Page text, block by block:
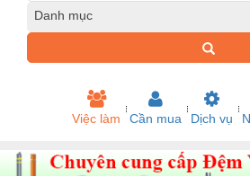
Danh mục
Việc làm Cần mua Dịch vụ